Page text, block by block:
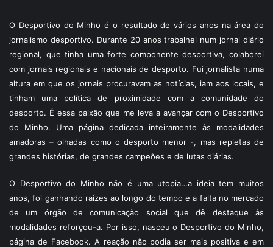
O Desportivo do Minho é o resultado de vários anos na área do
jornalismo desportivo. Durante 20 anos trabalhei num jornal diário
regional, que tinha uma forte componente desportiva, colaborei
com jornais regionais e nacionais de desporto. Fui jornalista numa
altura em que os jornais procuravam as notícias, iam aos locais, e
tinham uma política de proximidade com a comunidade do
desporto. É essa paixão que me leva a avançar com o Desportivo
do Minho. Uma página dedicada inteiramente às modalidades
amadoras – olhadas como o desporto menor -, mas repletas de
grandes histórias, de grandes campeões e de lutas diárias.
O Desportivo do Minho não é uma utopia…a ideia tem muitos
anos, foi ganhando raízes ao longo do tempo e a falta no mercado
de um órgão de comunicação social que dê destaque às
modalidades reforçou-a. Por isso, nasceu o Desportivo do Minho,
página de Facebook. A reação não podia ser mais positiva e em